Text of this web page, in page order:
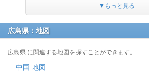
▼もっと見る
広島県：地図
広島県 に関連する地図を探すことができます。
中国 地図